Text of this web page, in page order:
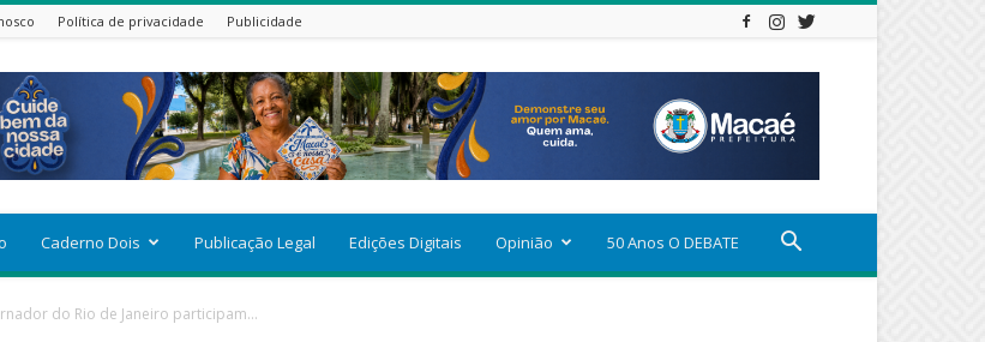
Política de privacidade Publicidade
Caderno Dois Publicação Legal Edições Digitais Opinião 50 Anos O DEBATE
do Rio de Janeiro participam...